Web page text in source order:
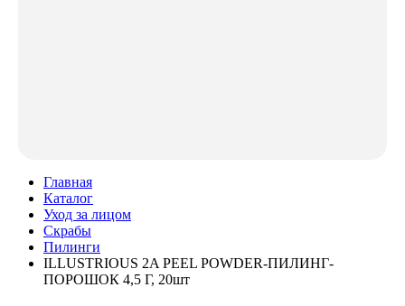
Главная
Каталог
Уход за лицом
Скрабы
Пилинги
ILLUSTRIOUS 2A PEEL POWDER-ПИЛИНГ-
ПОРОШОК 4,5 Г, 20шт